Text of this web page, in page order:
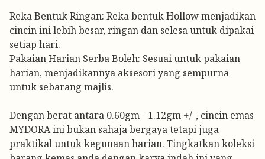
Reka Bentuk Ringan: Reka bentuk Hollow menjadikan
cincin ini lebih besar, ringan dan selesa untuk dipakai
setiap hari.
Pakaian Harian Serba Boleh: Sesuai untuk pakaian
harian, menjadikannya aksesori yang sempurna
untuk sebarang majlis.
Dengan berat antara 0.60gm - 1.12gm +/-, cincin emas
MYDORA ini bukan sahaja bergaya tetapi juga
praktikal untuk kegunaan harian. Tingkatkan koleksi